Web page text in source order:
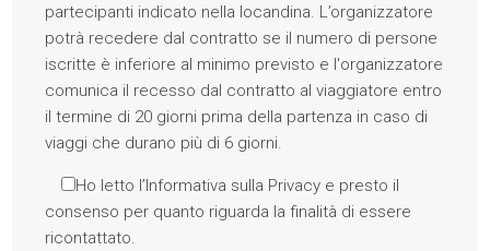
partecipanti indicato nella locandina. L’organizzatore
potrà recedere dal contratto se il numero di persone
iscritte è inferiore al minimo previsto e l'organizzatore
comunica il recesso dal contratto al viaggiatore entro
il termine di 20 giorni prima della partenza in caso di
viaggi che durano più di 6 giorni.
Ho letto l’Informativa sulla Privacy e presto il
consenso per quanto riguarda la finalità di essere
ricontattato.